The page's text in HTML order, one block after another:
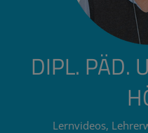
DIPL. PÄD.
Lernvideos,